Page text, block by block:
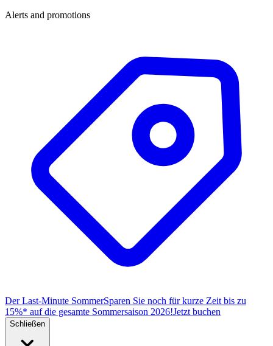
Alerts and promotions
Der Last-Minute SommerSparen Sie noch für kurze Zeit bis zu
15%* auf die gesamte Sommersaison 2026!Jetzt buchen
Schließen